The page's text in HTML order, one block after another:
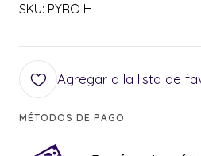
SKU: PYRO H
Agregar a la lista de
MÉTODOS DE PAGO